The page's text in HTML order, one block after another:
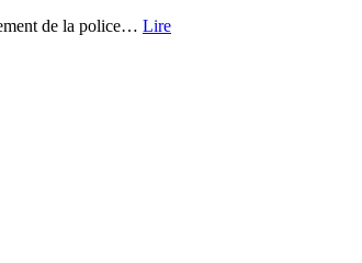
de la police… Lire